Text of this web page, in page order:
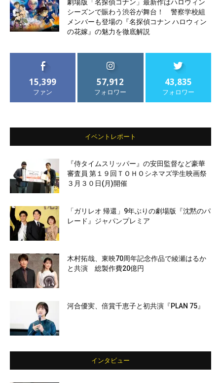
劇場版「名探偵コナン」最新作はハロウィン
シーズンで賑わう渋谷が舞台！ 警察学校組
メンバーも登場の『名探偵コナン ハロウィン
の花嫁』の魅力を徹底解説
15,399
ファン
57,912
フォロワー
43,835
フォロワー
イベントレポート
『侍タイムスリッパー』の安田監督など豪華
審査員 第１９回ＴＯＨＯシネマズ学生映画祭
３月３０日(月)開催
「ガリレオ 帰還」9年ぶりの劇場版『沈黙のパ
レード』ジャパンプレミア
木村拓哉、東映70周年記念作品で綾瀬はるか
と共演 総製作費20億円
河合優実、倍賞千恵子と初共演『PLAN 75』
インタビュー